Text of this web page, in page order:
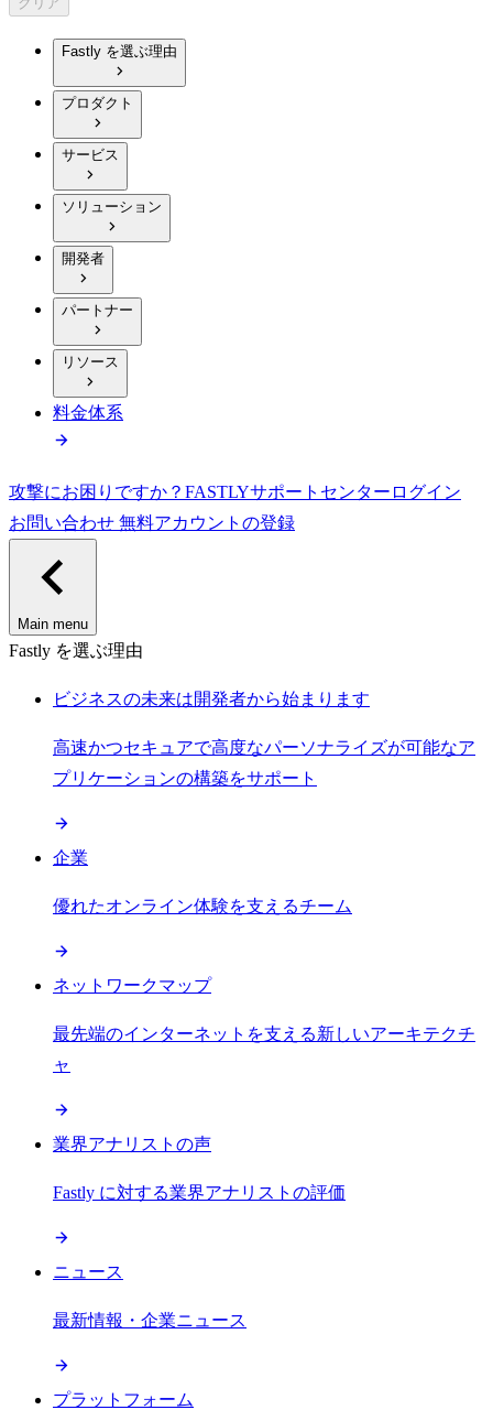
Fastly を選ぶ理由
プロダクト
サービス
ソリューション
開発者
パートナー
リソース
料金体系
攻撃にお困りですか？ FASTLYサポートセンター ログイン
お問い合わせ 無料アカウントの登録
Main menu
Fastly を選ぶ理由
ビジネスの未来は開発者から始まります
高速かつセキュアで高度なパーソナライズが可能なア
プリケーションの構築をサポート
企業
優れたオンライン体験を支えるチーム
ネットワークマップ
最先端のインターネットを支える新しいアーキテクチ
ャ
業界アナリストの声
Fastly に対する業界アナリストの評価
ニュース
最新情報・企業ニュース
プラットフォーム